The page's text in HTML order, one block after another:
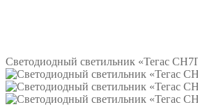
Светодиодный светильник «Тегас